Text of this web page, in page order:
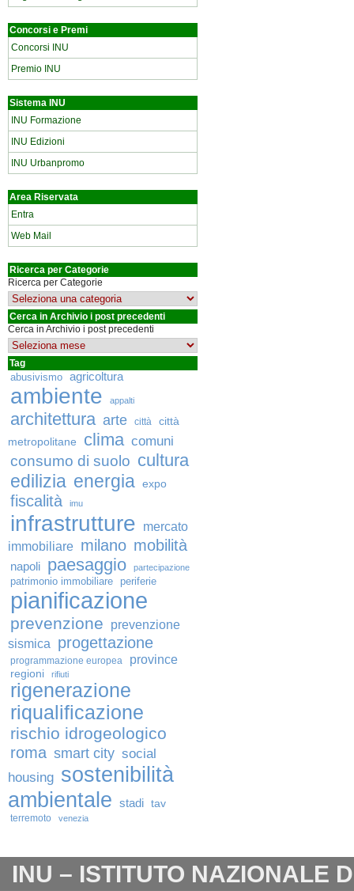
Concorsi e Premi
Concorsi INU
Premio INU
Sistema INU
INU Formazione
INU Edizioni
INU Urbanpromo
Area Riservata
Entra
Web Mail
Ricerca per Categorie
Ricerca per Categorie
Cerca in Archivio i post precedenti
Cerca in Archivio i post precedenti
Tag
abusivismo agricoltura
ambiente appalti
architettura arte città
città
metropolitane
clima comuni
consumo di suolo cultura
edilizia energia expo
fiscalità imu
infrastrutture
mercato
immobiliare milano mobilità
napoli paesaggio partecipazione
patrimonio immobiliare periferie
pianificazione
prevenzione
prevenzione
sismica
progettazione
programmazione europea province
regioni rifiuti
rigenerazione
riqualificazione
rischio idrogeologico
roma smart city social
housing sostenibilità
ambientale stadi tav
terremoto venezia
INU – ISTITUTO NAZIONALE